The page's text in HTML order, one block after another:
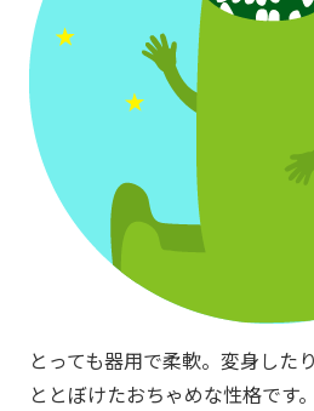
とっても器用で柔軟。変身した
ととぼけたおちゃめな性格です。